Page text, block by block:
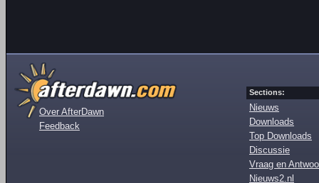
Over AfterDawn
Feedback
Sections:
Nieuws
Downloads
Top Downloads
Discussie
Vraag en
Nieuws2.nl